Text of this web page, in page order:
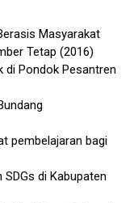
Masyarakat
Tetap (2016)
di Pondok Pesantren
pembelajaran bagi
SDGs di Kabupaten